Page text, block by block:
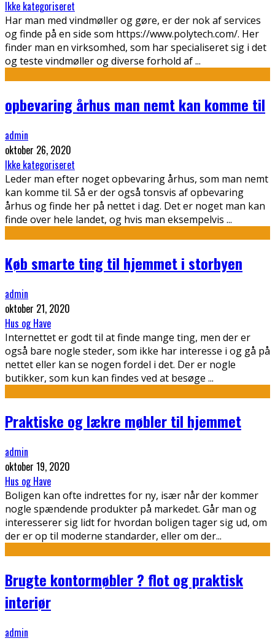
Ikke kategoriseret
Har man med vindmøller og gøre, er der nok af services
og finde på en side som https://www.polytech.com/. Her
finder man en virksomhed, som har specialiseret sig i det
og teste vindmøller og diverse forhold af...
opbevaring århus man nemt kan komme til
admin
oktober 26, 2020
Ikke kategoriseret
Leder man efter noget opbevaring århus, som man nemt
kan komme til. Så er der også tonsvis af opbevaring
århus og finde her på nettet i dag. Det er noget man kan
finde over hele landet, og hvis man eksempelvis ...
Køb smarte ting til hjemmet i storbyen
admin
oktober 21, 2020
Hus og Have
Internettet er godt til at finde mange ting, men der er
også bare nogle steder, som ikke har interesse i og gå på
nettet eller kan se nogen fordel i det. Der er nogle
butikker, som kun kan findes ved at besøge ...
Praktiske og lækre møbler til hjemmet
admin
oktober 19, 2020
Hus og Have
Boligen kan ofte indrettes for ny, især når der kommer
nogle spændende produkter på markedet. Går man og
interesserer sig lidt for hvordan boligen tager sig ud, om
der er op til moderne standarder, eller om der...
Brugte kontormøbler ? flot og praktisk
interiør
admin